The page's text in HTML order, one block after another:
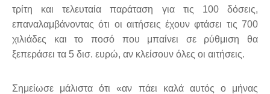
τρίτη και τελευταία παράταση για τις 100 δόσεις,
επαναλαμβάνοντας ότι οι αιτήσεις έχουν φτάσει τις 700
χιλιάδες και το ποσό που μπαίνει σε ρύθμιση θα
ξεπεράσει τα 5 δισ. ευρώ, αν κλείσουν όλες οι αιτήσεις.
Σημείωσε μάλιστα ότι «αν πάει καλά αυτός ο μήνας